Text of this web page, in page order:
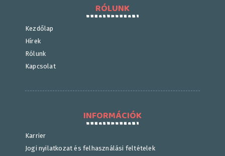
RÓLUNK
Kezdőlap
Hírek
Rólunk
Kapcsolat
INFORMÁCIÓK
Karrier
Jogi nyilatkozat és felhasználási feltételek